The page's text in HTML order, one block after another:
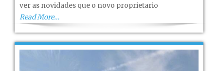
ver as novidades que o novo proprietario
Read More…